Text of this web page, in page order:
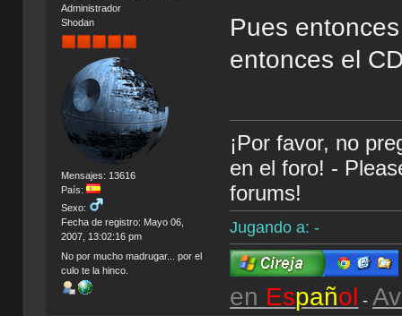
Administrador
Shodan
Mensajes: 13616
País:
Sexo:
Fecha de registro: Mayo 06,
2007, 13:02:16 pm
No por mucho madrugar... por el
culo te la hinco.
Pues
entonces el
¡Por favor, no
en el foro! -
forums!
Jugando a: -
en Español -